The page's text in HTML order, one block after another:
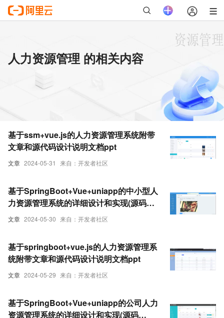
人力资源管理 的相关内容
文章 2024-05-31 来自：开发者社区
基于ssm+vue.js的人力资源管理系统附带
文章和源代码设计说明文档ppt
文章 2024-05-30 来自：开发者社区
基于SpringBoot+Vue+uniapp的中小型人
力资源管理系统的详细设计和实现(源码
+lw+部署文档+讲解等)
文章 2024-05-29 来自：开发者社区
基于springboot+vue.js的人力资源管理系
统附带文章和源代码设计说明文档ppt
基于SpringBoot+Vue+uniapp的公司人力
资源管理系统的详细设计和实现(源码